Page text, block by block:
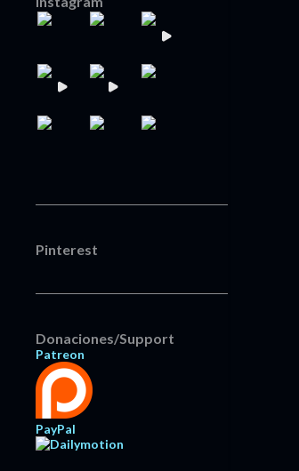
Pinterest
Donaciones/Support
Patreon
PayPal